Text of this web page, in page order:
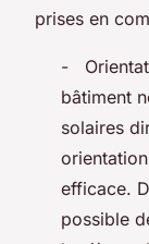
prises en
-
bâtiment
solaires
efficace.
possible